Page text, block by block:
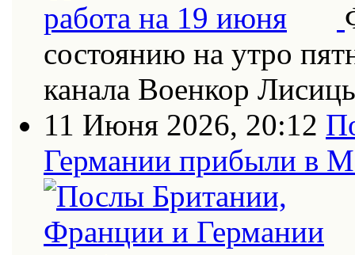
состоянию на утро
канала Военкор
11 Июня 2026, 20:12
Германии прибыли в